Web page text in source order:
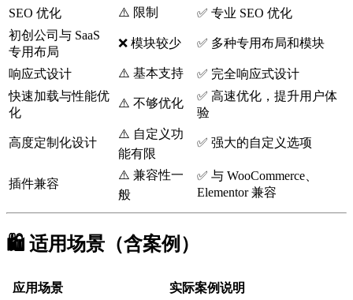
SEO 优化 ⚠️ 限制
✅ 专业 SEO 优化
初创公司与 SaaS
专用布局
❌ 模块较少 ✅ 多种专用布局和模块
响应式设计 ⚠️ 基本支持
✅ 完全响应式设计
快速加载与性能优
化
⚠️ 不够优化
✅ 高速优化，提升用户体
验
高度定制化设计
⚠️ 自定义功
能有限
✅ 强大的自定义选项
插件兼容
⚠️ 兼容性一
般
✅ 与 WooCommerce、
Elementor 兼容
🛍️ 适用场景（含案例）
应用场景
实际案例说明